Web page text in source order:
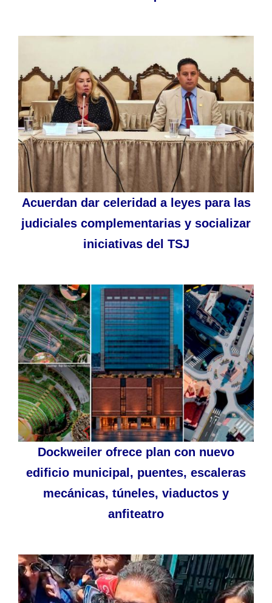
Acuerdan dar celeridad a leyes para las
judiciales complementarias y socializar
iniciativas del TSJ
Dockweiler ofrece plan con nuevo
edificio municipal, puentes, escaleras
mecánicas, túneles, viaductos y
anfiteatro